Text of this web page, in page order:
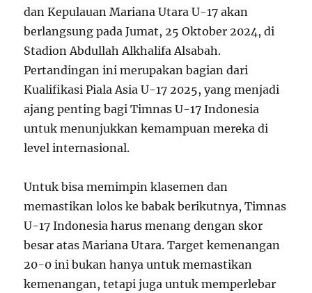
dan Kepulauan Mariana Utara U-17 akan
berlangsung pada Jumat, 25 Oktober 2024, di
Stadion Abdullah Alkhalifa Alsabah.
Pertandingan ini merupakan bagian dari
Kualifikasi Piala Asia U-17 2025, yang menjadi
ajang penting bagi Timnas U-17 Indonesia
untuk menunjukkan kemampuan mereka di
level internasional.
Untuk bisa memimpin klasemen dan
memastikan lolos ke babak berikutnya, Timnas
U-17 Indonesia harus menang dengan skor
besar atas Mariana Utara. Target kemenangan
20-0 ini bukan hanya untuk memastikan
kemenangan, tetapi juga untuk memperlebar